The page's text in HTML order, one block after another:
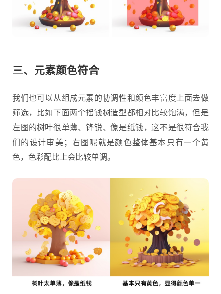
三、元素颜色符合
我们也可以从组成元素的协调性和颜色丰富度上面去做
筛选，比如下面两个摇钱树造型都相对比较饱满，但是
左图的树叶很单薄、锋锐、像是纸钱，这不是很符合我
们的设计审美；右图呢就是颜色整体基本只有一个黄
色，色彩配比上会比较单调。